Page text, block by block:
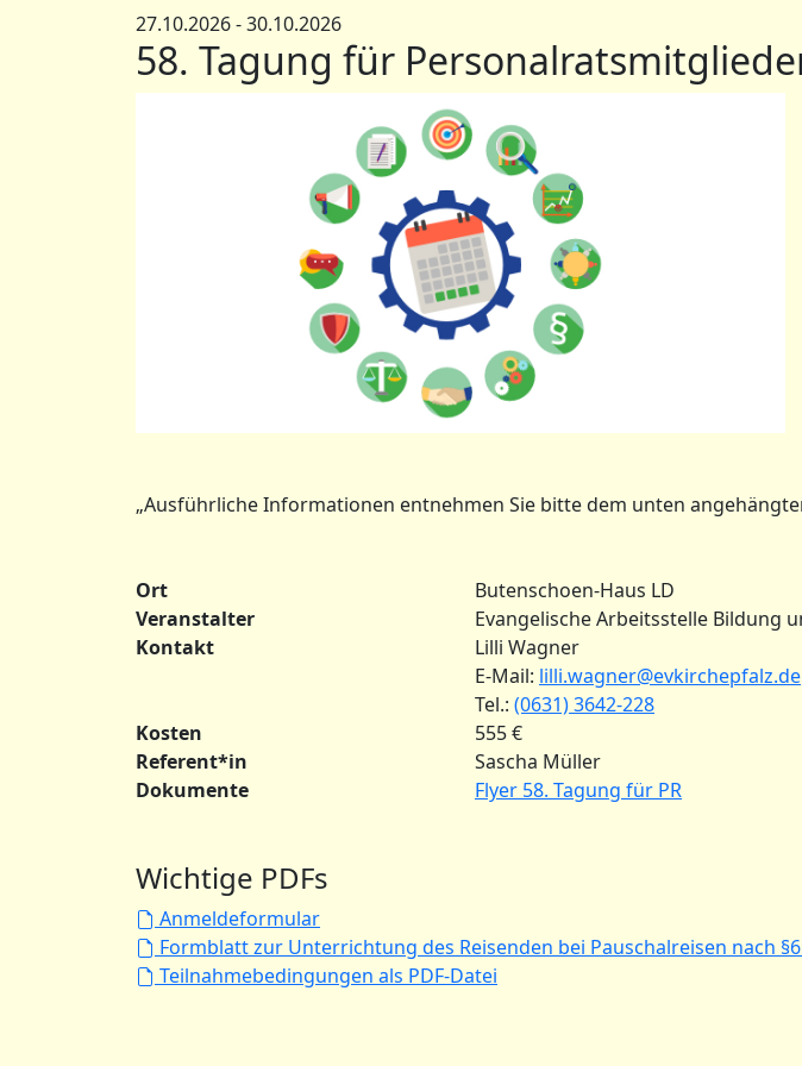
27.10.2026 - 30.10.2026
58. Tagung für
„Ausführliche Informationen entnehmen Sie bitte dem unten
Ort
Butenschoen-Haus LD
Veranstalter
Evangelische Arbeitsstelle Bildung
Kontakt
Lilli Wagner
E-Mail: lilli.wagner@evkirchepfalz.de
Tel.: (0631) 3642-228
Kosten
555 €
Referent*in
Sascha Müller
Dokumente
Flyer 58. Tagung für PR
Wichtige PDFs
Anmeldeformular
Formblatt zur Unterrichtung des Reisenden bei Pauschalreisen nach
Teilnahmebedingungen als PDF-Datei